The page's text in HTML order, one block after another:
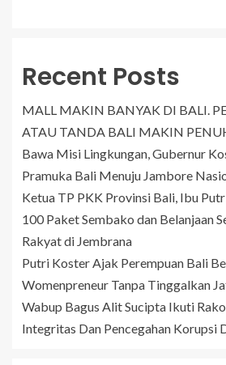
Recent Posts
MALL MAKIN BANYAK DI BALI.
ATAU TANDA BALI MAKIN
Bawa Misi Lingkungan, Gubernur
Pramuka Bali Menuju Jambore
Ketua TP PKK Provinsi Bali, Ibu
100 Paket Sembako dan Belanjaan
Rakyat di Jembrana
Putri Koster Ajak Perempuan Bali
Womenpreneur Tanpa Tinggalkan
Wabup Bagus Alit Sucipta Ikuti
Integritas Dan Pencegahan Korupsi